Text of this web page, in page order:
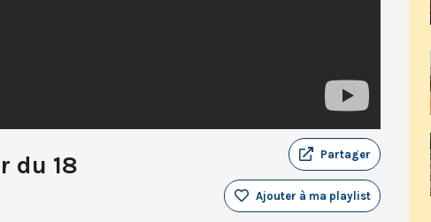
du 18
Partager
Ajouter à ma playlist